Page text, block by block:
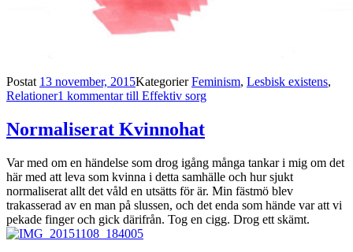
Postat 13 november, 2015KategorierFeminism, Lesbisk existens,
Relationer1 kommentartill Effektiv sorg
Normaliserat Kvinnohat
Var med om en händelse som drog igång många tankar i mig om det
här med att leva som kvinna i detta samhälle och hur sjukt
normaliserat allt det våld en utsätts för är. Min fästmö blev
trakasserad av en man på slussen, och det enda som hände var att vi
pekade finger och gick därifrån. Tog en cigg. Drog ett skämt.